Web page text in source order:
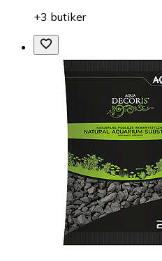
+3 butiker